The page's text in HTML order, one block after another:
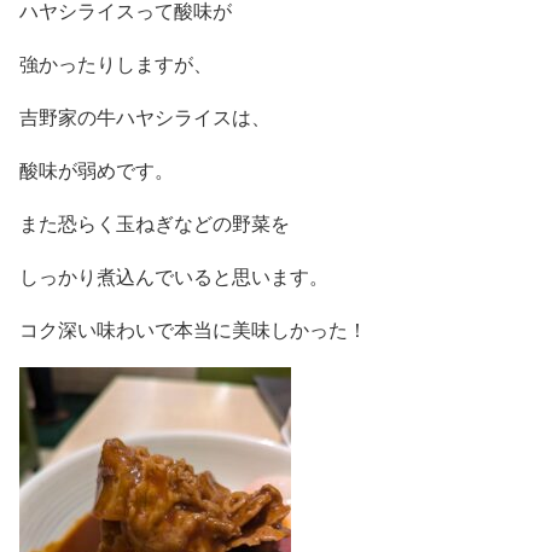
ハヤシライスって酸味が
強かったりしますが、
吉野家の牛ハヤシライスは、
酸味が弱めです。
また恐らく玉ねぎなどの野菜を
しっかり煮込んでいると思います。
コク深い味わいで本当に美味しかった！